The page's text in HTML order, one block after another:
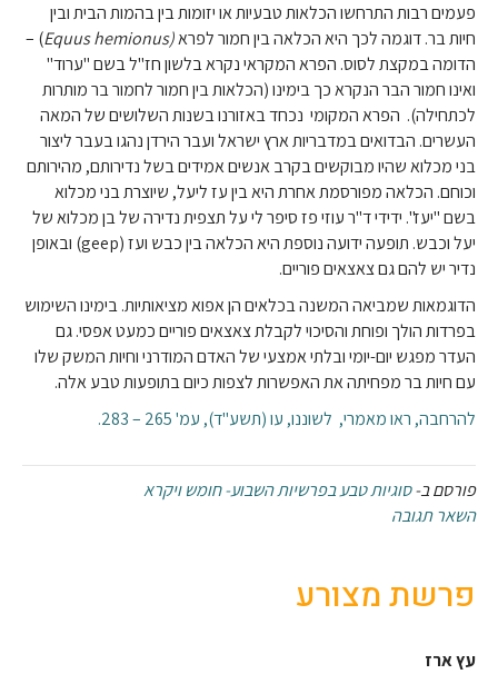
פעמים רבות התרחשו הכלאות טבעיות או יזומות בין בהמות הבית ובין
חיות בר. דוגמה לכך היא הכלאה בין חמור לפרא(Equus hemionus
) –
הדומה במקצת לסוס. הפרא המקראי נקרא בלשון חז"ל בשם "ערוד"
ואינו חמור הבר הנקרא כך בימינו (הכלאות בין חמור לחמור בר מותרות
לכתחילה). הפרא המקומי נכחד באזורנו בשנות השלושים של המאה
העשרים. הבדואים במדבריות ארץ ישראל ועבר הירדן נהגו בעבר ליצור
בני מכלוא שהיו מבוקשים בקרב אנשים אמידים בשל נדירותם, מהירותם
וכוחם. הכלאה מפורסמת אחרת היא בין עז ליעל, שיוצרת בני מכלוא
בשם "יעז". ידידי ד"ר עוזי פז סיפר לי על תצפית נדירה של בן מכלוא של
יעל וכבש. תופעה ידועה נוספת היא הכלאה בין כבש ועז (geep) ובאופן
נדיר יש להם גם צאצאים פוריים.
הדוגמאות שמביאה המשנה בכלאים הן אפוא מציאותיות. בימינו השימוש
בפרדות הולך ופוחת והסיכוי לקבלת צאצאים פוריים כמעט אפסי. גם
העדר מפגש יום-יומי ובלתי אמצעי של האדם המודרני וחיות המשק שלו
עם חיות בר מפחיתה את האפשרות לצפות כיום בתופעות טבע אלה.
להרחבה, ראו מאמרי, לשוננו, עו (תשע"ד), עמ' 265 – 283.
פורסם ב-סוגיות טבע בפרשיות השבוע- חומש ויקרא
השאר תגובה
פרשת מצורע
עץ ארז